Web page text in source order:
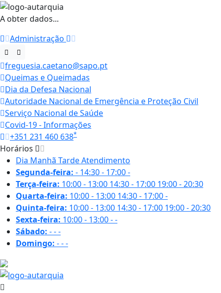
A obter dados...
Administração
freguesia.caetano@sapo.pt
Queimas e Queimadas
Dia da Defesa Nacional
Autoridade Nacional de Emergência e Proteção Civil
Serviço Nacional de Saúde
Covid-19 - Informações
+351 231 460 638*
Horários
Dia Manhã TardeAtendimento
Segunda-feira: - 14:30 - 17:00-
Terça-feira: 10:00 - 13:00 14:30 - 17:00 19:00 - 20:30
Quarta-feira: 10:00 - 13:00 14:30 - 17:00-
Quinta-feira: 10:00 - 13:00 14:30 - 17:00 19:00 - 20:30
Sexta-feira: 10:00 - 13:00--
Sábado: ---
Domingo: ---